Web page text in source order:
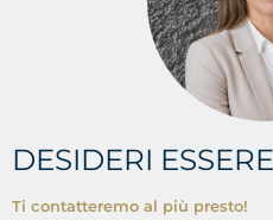
DESIDERI
Ti contatteremo al più presto!